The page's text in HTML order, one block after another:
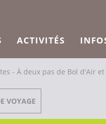
ACTIVITÉS
- À deux pas de Bol d'Air
VOYAGE